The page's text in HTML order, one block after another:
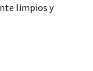
limpios y